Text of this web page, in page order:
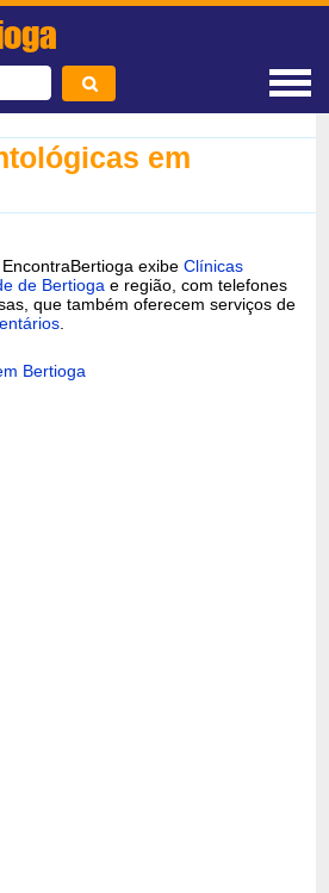
em
exibeClínicas
de Bertioga e região, com telefones
que também oferecem serviços de
Bertioga